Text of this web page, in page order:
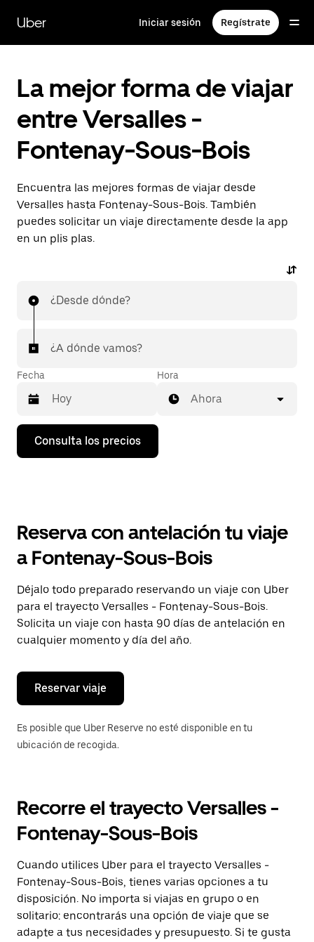
contenido
principal
Uber Iniciar sesión Regístrate
La mejor forma de viajar
entre Versalles -
Fontenay-Sous-Bois
Encuentra las mejores formas de viajar desde
Versalles hasta Fontenay-Sous-Bois. También
puedes solicitar un viaje directamente desde la app
en un plis plas.
¿Desde dónde?
¿A dónde vamos?
Fecha
Pulsa
flecha
calendario
seleccionar
fecha.
Pulsa
el
botón
de
escape
cerrar
calendario.
Hora
Ahora
Consulta los precios
Reserva con antelación tu viaje
a Fontenay-Sous-Bois
Déjalo todo preparado reservando un viaje con Uber
para el trayecto Versalles - Fontenay-Sous-Bois.
Solicita un viaje con hasta 90 días de antelación en
cualquier momento y día del año.
Reservar viaje
Es posible que Uber Reserve no esté disponible en tu
ubicación de recogida.
Recorre el trayecto Versalles -
Fontenay-Sous-Bois
Cuando utilices Uber para el trayecto Versalles -
Fontenay-Sous-Bois, tienes varias opciones a tu
disposición. No importa si viajas en grupo o en
solitario: encontrarás una opción de viaje que se
adapte a tus necesidades y presupuesto. Si te gusta